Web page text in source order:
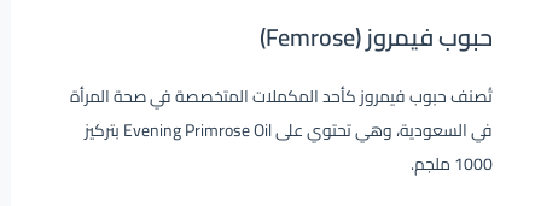
حبوب فيمروز (Femrose)
تُصنف حبوب فيمروز كأحد المكملات المتخصصة في صحة المرأة
في السعودية، وهي تحتوي على Evening Primrose Oil بتركيز
1000 ملجم.